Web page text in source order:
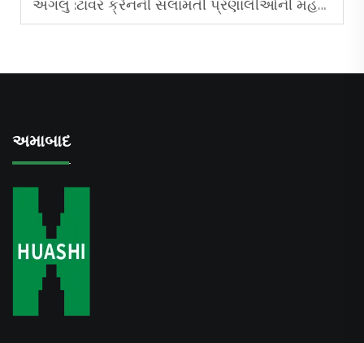
અગલું :ટાવર ક્રેનની સલામતી પ્રણાલીઓની મહત્વપૂર્ણ ભૂમિકા: લિમિટ સ્વીચ, એન્ટિ-કૉલિઝન અને લોડ મોમેન્ટ ઇન્ડિકેટર
અમાબાદ